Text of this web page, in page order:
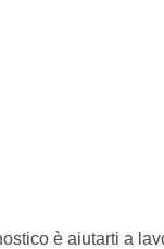
è aiutarti a